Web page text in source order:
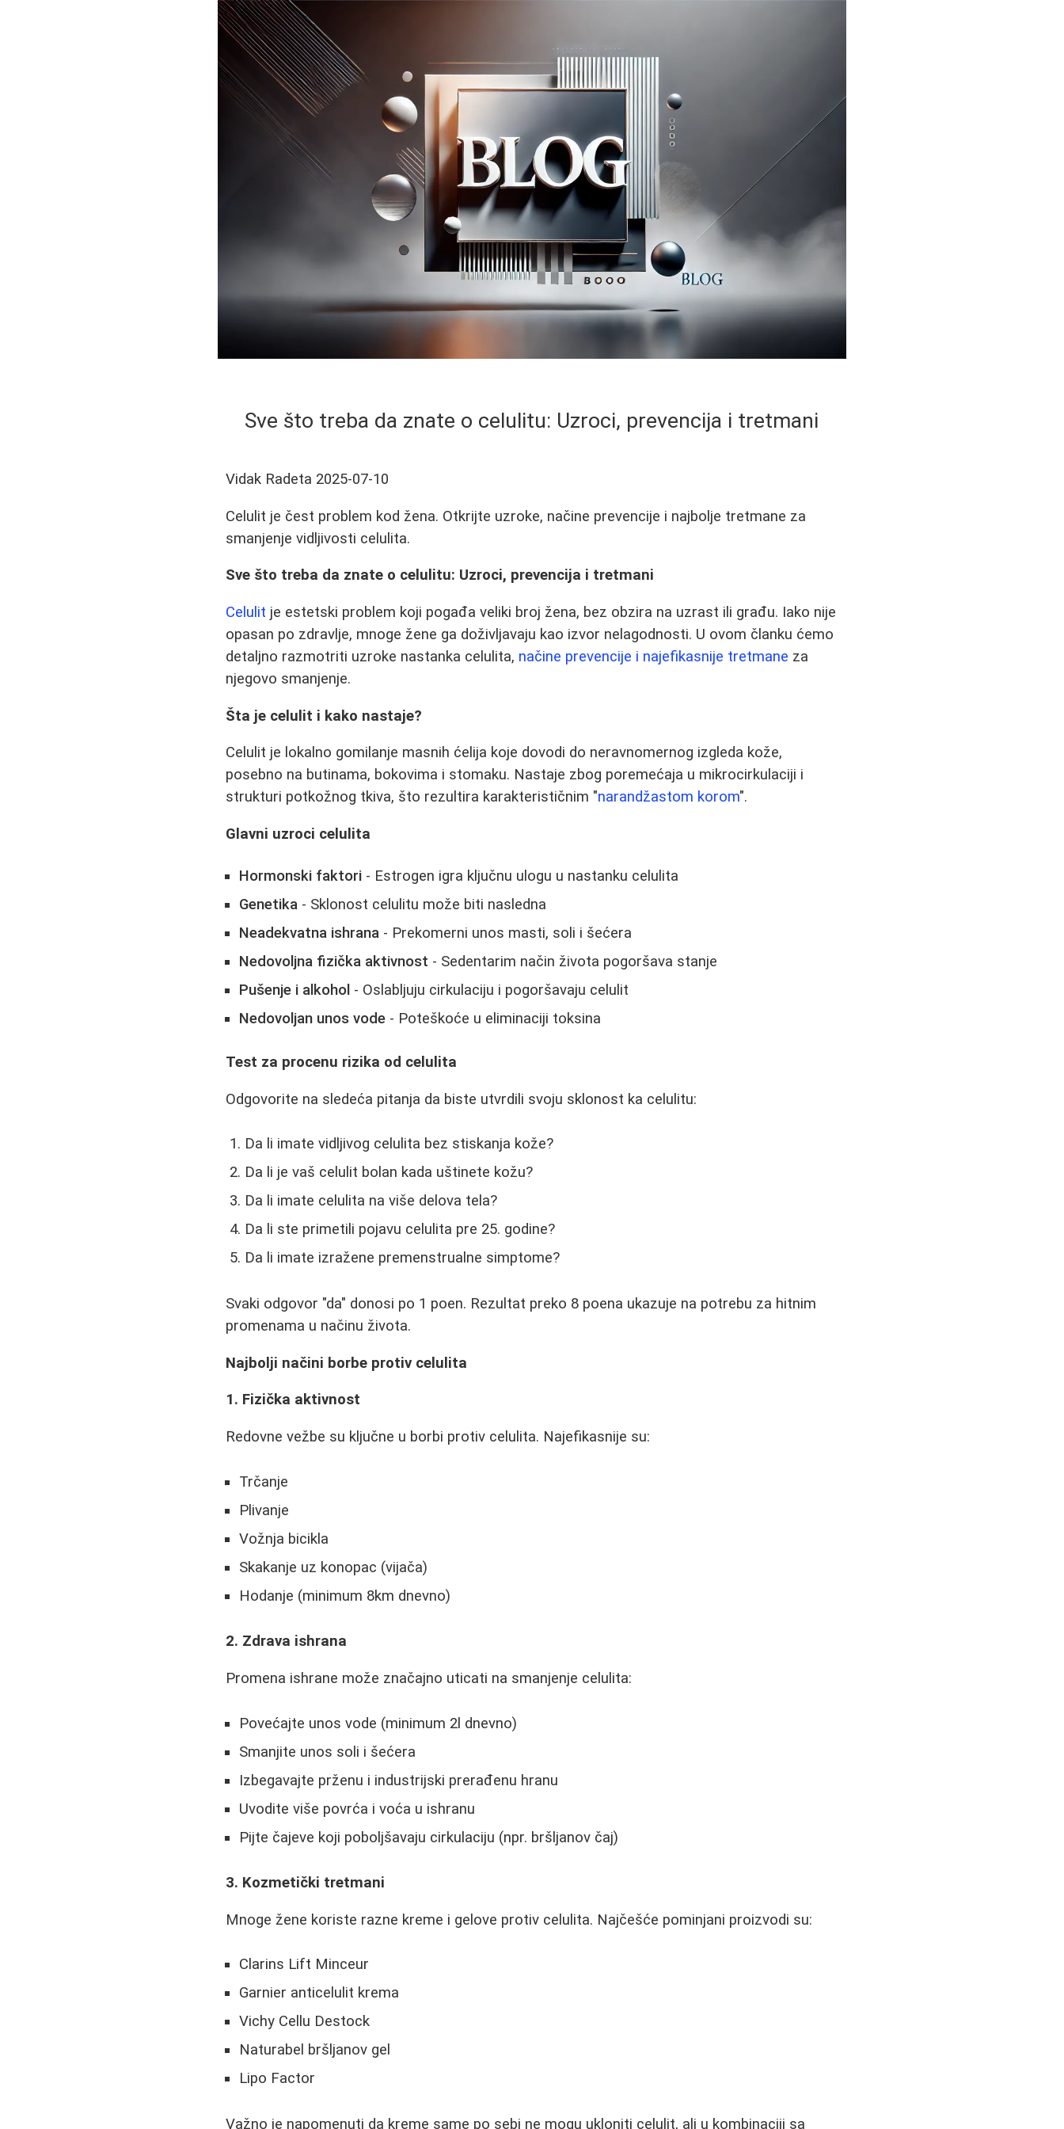
Sve što treba da znate o celulitu: Uzroci, prevencija i tretmani
Vidak Radeta 2025-07-10
Celulit je čest problem kod žena. Otkrijte uzroke, načine prevencije i najbolje tretmane za
smanjenje vidljivosti celulita.
Sve što treba da znate o celulitu: Uzroci, prevencija i tretmani
Celulit je estetski problem koji pogađa veliki broj žena, bez obzira na uzrast ili građu. Iako nije
opasan po zdravlje, mnoge žene ga doživljavaju kao izvor nelagodnosti. U ovom članku ćemo
detaljno razmotriti uzroke nastanka celulita, načine prevencije i najefikasnije tretmane za
njegovo smanjenje.
Šta je celulit i kako nastaje?
Celulit je lokalno gomilanje masnih ćelija koje dovodi do neravnomernog izgleda kože,
posebno na butinama, bokovima i stomaku. Nastaje zbog poremećaja u mikrocirkulaciji i
strukturi potkožnog tkiva, što rezultira karakterističnim "narandžastom korom".
Glavni uzroci celulita
Hormonski faktori - Estrogen igra ključnu ulogu u nastanku celulita
Genetika - Sklonost celulitu može biti nasledna
Neadekvatna ishrana - Prekomerni unos masti, soli i šećera
Nedovoljna fizička aktivnost - Sedentarim način života pogoršava stanje
Pušenje i alkohol - Oslabljuju cirkulaciju i pogoršavaju celulit
Nedovoljan unos vode - Poteškoće u eliminaciji toksina
Test za procenu rizika od celulita
Odgovorite na sledeća pitanja da biste utvrdili svoju sklonost ka celulitu:
Da li imate vidljivog celulita bez stiskanja kože?
Da li je vaš celulit bolan kada uštinete kožu?
Da li imate celulita na više delova tela?
Da li ste primetili pojavu celulita pre 25. godine?
Da li imate izražene premenstrualne simptome?
Svaki odgovor "da" donosi po 1 poen. Rezultat preko 8 poena ukazuje na potrebu za hitnim
promenama u načinu života.
Najbolji načini borbe protiv celulita
1. Fizička aktivnost
Redovne vežbe su ključne u borbi protiv celulita. Najefikasnije su:
Trčanje
Plivanje
Vožnja bicikla
Skakanje uz konopac (vijača)
Hodanje (minimum 8km dnevno)
2. Zdrava ishrana
Promena ishrane može značajno uticati na smanjenje celulita:
Povećajte unos vode (minimum 2l dnevno)
Smanjite unos soli i šećera
Izbegavajte prženu i industrijski prerađenu hranu
Uvodite više povrća i voća u ishranu
Pijte čajeve koji poboljšavaju cirkulaciju (npr. bršljanov čaj)
3. Kozmetički tretmani
Mnoge žene koriste razne kreme i gelove protiv celulita. Najčešće pominjani proizvodi su:
Clarins Lift Minceur
Garnier anticelulit krema
Vichy Cellu Destock
Naturabel bršljanov gel
Lipo Factor
Važno je napomenuti da kreme same po sebi ne mogu ukloniti celulit, ali u kombinaciji sa